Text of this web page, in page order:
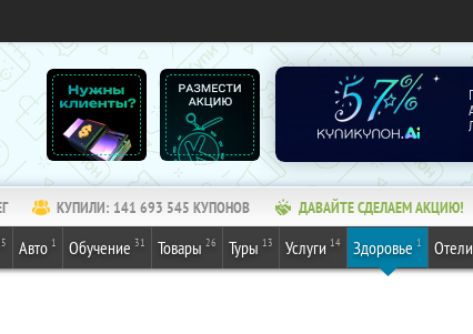
КУПИЛИ: 141 693 545 КУПОНОВ ДАВАЙТЕ СДЕЛАЕМ АКЦИЮ!
Авто 1 Обучение 31 Товары 26 Туры 13 Услуги 14 Здоровье 1 Отели